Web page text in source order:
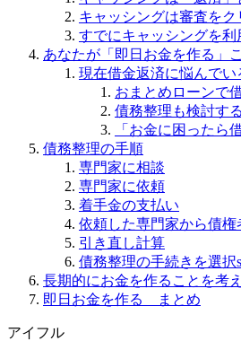
キャッシングは審査を
すでにキャッシングを
あなたが「即日お金を作る」
現在借金返済に悩んで
おまとめローンで
債務整理も検討する
「お金に困ったら
債務整理の手順
専門家に相談
専門家に依頼
着手金の支払い
依頼した専門家から債
引き直し計算
債務整理の手続きを選択s
長期的にお金を作ることを考
即日お金を作る まとめ
アイフル